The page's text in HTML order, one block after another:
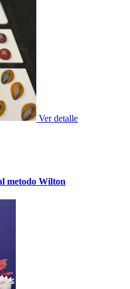
Ver detalle
metodo Wilton